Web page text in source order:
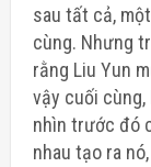
sau tất cả,
cùng. Nhưng
rằng Liu Yun
vậy cuối cùng,
nhìn trước đó
nhau tạo ra